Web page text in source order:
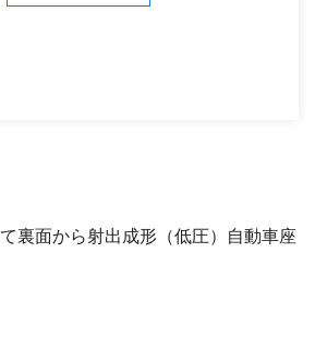
裏面から射出成形（低圧）自動車座